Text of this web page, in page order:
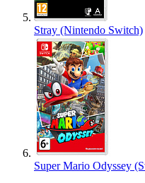
Stray (Nintendo Switch)
Super Mario Odyssey